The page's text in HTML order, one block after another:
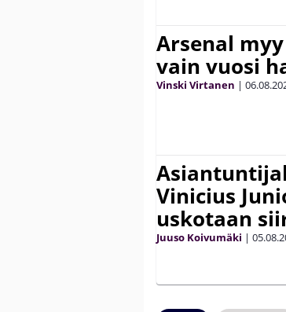
Arsenal
vain vuosi
Vinski Virtanen |
Vinicius
uskotaan
Juuso Koivumäki |